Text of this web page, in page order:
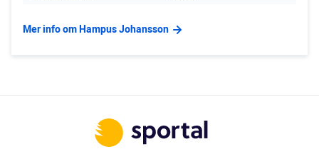
Mer info om Hampus Johansson